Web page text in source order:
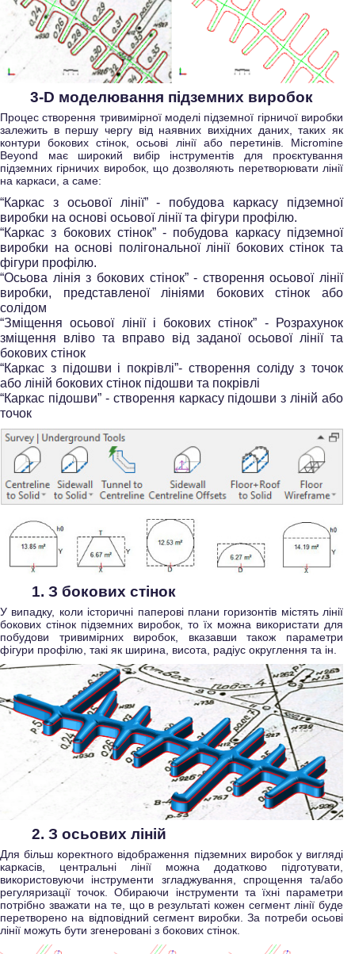
3-D моделювання підземних виробок
Процес створення тривимірної моделі підземної гірничої виробки
залежить в першу чергу від наявних вихідних даних, таких як
контури бокових стінок, осьові лінії або перетинів. Micromine
Beyond має широкий вибір інструментів для проєктування
підземних гірничих виробок, що дозволяють перетворювати лінії
на каркаси, а саме:
“Каркас з осьової лінії” - побудова каркасу підземної
виробки на основі осьової лінії та фігури профілю.
“Каркас з бокових стінок” - побудова каркасу підземної
виробки на основі полігональної лінії бокових стінок та
фігури профілю.
“Осьова лінія з бокових стінок” - створення осьової лінії
виробки, представленої лініями бокових стінок або
солідом
“Зміщення осьової лінії і бокових стінок” - Розрахунок
зміщення вліво та вправо від заданої осьової лінії та
бокових стінок
“Каркас з підошви і покрівлі”- створення соліду з точок
або ліній бокових стінок підошви та покрівлі
“Каркас підошви” - створення каркасу підошви з ліній або
точок
1. З бокових стінок
У випадку, коли історичні паперові плани горизонтів містять лінії
бокових стінок підземних виробок, то їх можна використати для
побудови тривимірних виробок, вказавши також параметри
фігури профілю, такі як ширина, висота, радіус округлення та ін.
2. З осьових ліній
Для більш коректного відображення підземних виробок у вигляді
каркасів, центральні лінії можна додатково підготувати,
використовуючи інструменти згладжування, спрощення та/або
регуляризації точок. Обираючи інструменти та їхні параметри
потрібно зважати на те, що в результаті кожен сегмент лінії буде
перетворено на відповідний сегмент виробки. За потреби осьові
лінії можуть бути згенеровані з бокових стінок.